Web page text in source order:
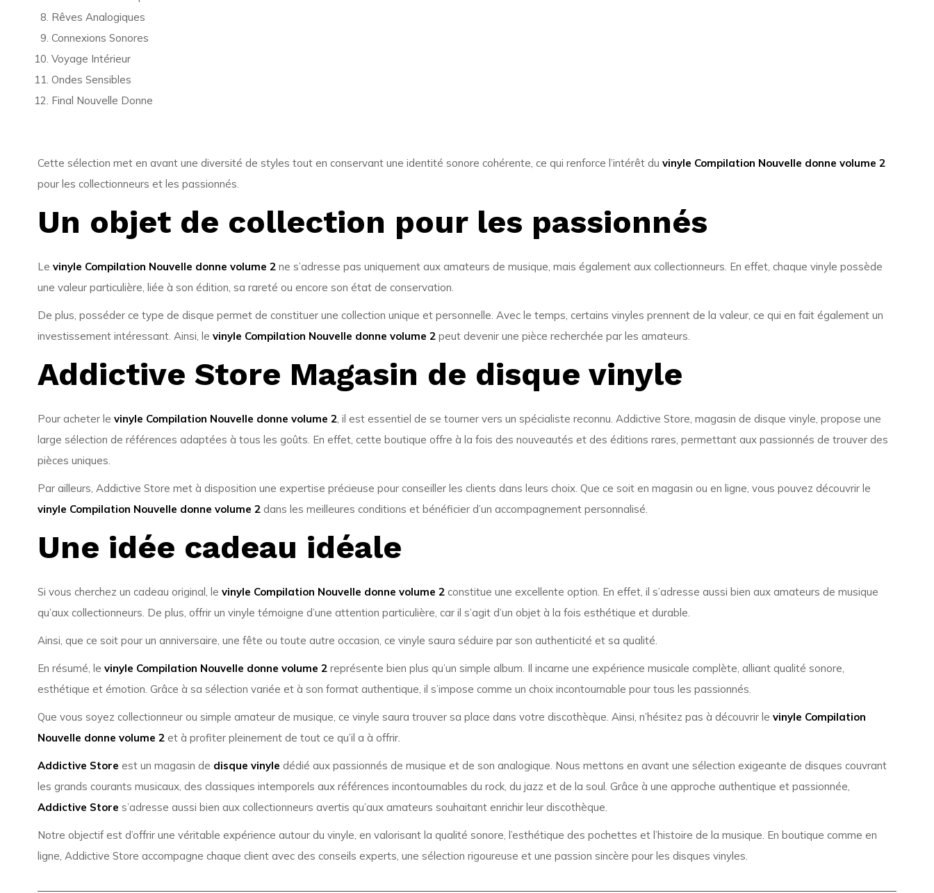
Rêves Analogiques
Connexions Sonores
Voyage Intérieur
Ondes Sensibles
Final Nouvelle Donne
Cette sélection met en avant une diversité de styles tout en conservant une identité sonore cohérente, ce qui renforce l’intérêt du vinyle Compilation Nouvelle donne volume 2
pour les collectionneurs et les passionnés.
Un objet de collection pour les passionnés
Le vinyle Compilation Nouvelle donne volume 2ne s’adresse pas uniquement aux amateurs de musique, mais également aux collectionneurs. En effet, chaque vinyle possède
une valeur particulière, liée à son édition, sa rareté ou encore son état de conservation.
De plus, posséder ce type de disque permet de constituer une collection unique et personnelle. Avec le temps, certains vinyles prennent de la valeur, ce qui en fait également un
investissement intéressant. Ainsi, le vinyle Compilation Nouvelle donne volume 2peut devenir une pièce recherchée par les amateurs.
Addictive Store Magasin de disque vinyle
Pour acheter le vinyle Compilation Nouvelle donne volume 2, il est essentiel de se tourner vers un spécialiste reconnu. Addictive Store, magasin de disque vinyle, propose une
large sélection de références adaptées à tous les goûts. En effet, cette boutique offre à la fois des nouveautés et des éditions rares, permettant aux passionnés de trouver des
pièces uniques.
Par ailleurs, Addictive Store met à disposition une expertise précieuse pour conseiller les clients dans leurs choix. Que ce soit en magasin ou en ligne, vous pouvez découvrir le
vinyle Compilation Nouvelle donne volume 2dans les meilleures conditions et bénéficier d’un accompagnement personnalisé.
Une idée cadeau idéale
Si vous cherchez un cadeau original, le vinyle Compilation Nouvelle donne volume 2constitue une excellente option. En effet, il s’adresse aussi bien aux amateurs de musique
qu’aux collectionneurs. De plus, offrir un vinyle témoigne d’une attention particulière, car il s’agit d’un objet à la fois esthétique et durable.
Ainsi, que ce soit pour un anniversaire, une fête ou toute autre occasion, ce vinyle saura séduire par son authenticité et sa qualité.
En résumé, le vinyle Compilation Nouvelle donne volume 2représente bien plus qu’un simple album. Il incarne une expérience musicale complète, alliant qualité sonore,
esthétique et émotion. Grâce à sa sélection variée et à son format authentique, il s’impose comme un choix incontournable pour tous les passionnés.
Que vous soyez collectionneur ou simple amateur de musique, ce vinyle saura trouver sa place dans votre discothèque. Ainsi, n’hésitez pas à découvrir le vinyle Compilation
Nouvelle donne volume 2et à profiter pleinement de tout ce qu’il a à offrir.
Addictive Store est un magasin de disque vinyle dédié aux passionnés de musique et de son analogique. Nous mettons en avant une sélection exigeante de disques couvrant
les grands courants musicaux, des classiques intemporels aux références incontournables du rock, du jazz et de la soul. Grâce à une approche authentique et passionnée,
Addictive Store s’adresse aussi bien aux collectionneurs avertis qu’aux amateurs souhaitant enrichir leur discothèque.
Notre objectif est d’offrir une véritable expérience autour du vinyle, en valorisant la qualité sonore, l’esthétique des pochettes et l’histoire de la musique. En boutique comme en
ligne, Addictive Store accompagne chaque client avec des conseils experts, une sélection rigoureuse et une passion sincère pour les disques vinyles.